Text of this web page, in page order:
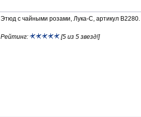
Этюд с чайными розами, Лука-С, артикул
Рейтинг: [5 из 5 звезд!]